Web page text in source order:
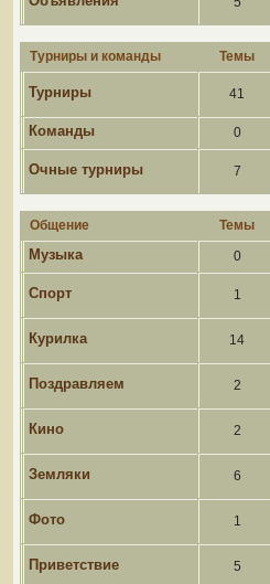
Турниры и команды Темы
Турниры 41
Команды 0
Очные турниры 7
Общение Темы
Музыка 0
Спорт 1
Курилка 14
Поздравляем 2
Кино 2
Земляки 6
Фото 1
Приветствие 5